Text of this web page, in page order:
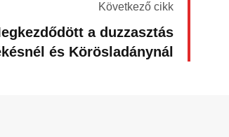
Következő cikk
a duzzasztás
és Körösladánynál